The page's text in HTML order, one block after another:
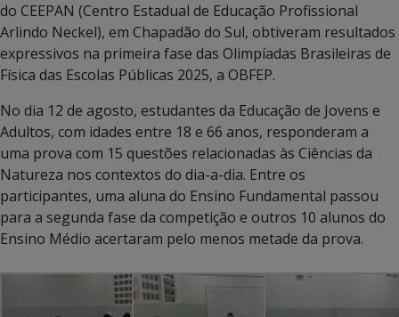
do CEEPAN (Centro Estadual de Educação Profissional
Arlindo Neckel), em Chapadão do Sul, obtiveram resultados
expressivos na primeira fase das Olimpíadas Brasileiras de
Física das Escolas Públicas 2025, a OBFEP.
No dia 12 de agosto, estudantes da Educação de Jovens e
Adultos, com idades entre 18 e 66 anos, responderam a
uma prova com 15 questões relacionadas às Ciências da
Natureza nos contextos do dia-a-dia. Entre os
participantes, uma aluna do Ensino Fundamental passou
para a segunda fase da competição e outros 10 alunos do
Ensino Médio acertaram pelo menos metade da prova.